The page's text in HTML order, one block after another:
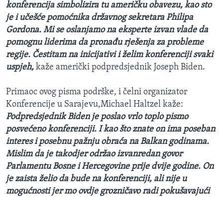
konferencija simbolizira tu američku obavezu, kao sto
je i učešće pomoćnika državnog sekretara Philipa
Gordona. Mi se oslanjamo na eksperte izvan vlade da
pomognu liderima da pronađu rješenja za probleme
regije. Čestitam na inicijativi i želim konferenciji svaki
uspjeh, kaže američki podpredsjednik Joseph Biden.
Primaoc ovog pisma podrške, i čelni organizator
Konferencije u Sarajevu,Michael Haltzel kaže:
Podpredsjednik Biden je poslao vrlo toplo pismo
posvećeno konferenciji. I kao što znate on ima poseban
interes i posebnu pažnju obraća na Balkan godinama.
Mislim da je takodjer održao izvanredan govor
Parlamentu Bosne i Hercegovine prije dvije godine. On
je zaista želio da bude na konferenciji, ali nije u
mogućnosti jer mo ovdje grozničavo radi pokušavajući